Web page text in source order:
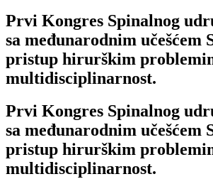
Prvi Kongres Spinalnog
sa međunarodnim učešćem
pristup hirurškim
multidisciplinarnost.
Prvi Kongres Spinalnog
sa međunarodnim učešćem
pristup hirurškim
multidisciplinarnost.